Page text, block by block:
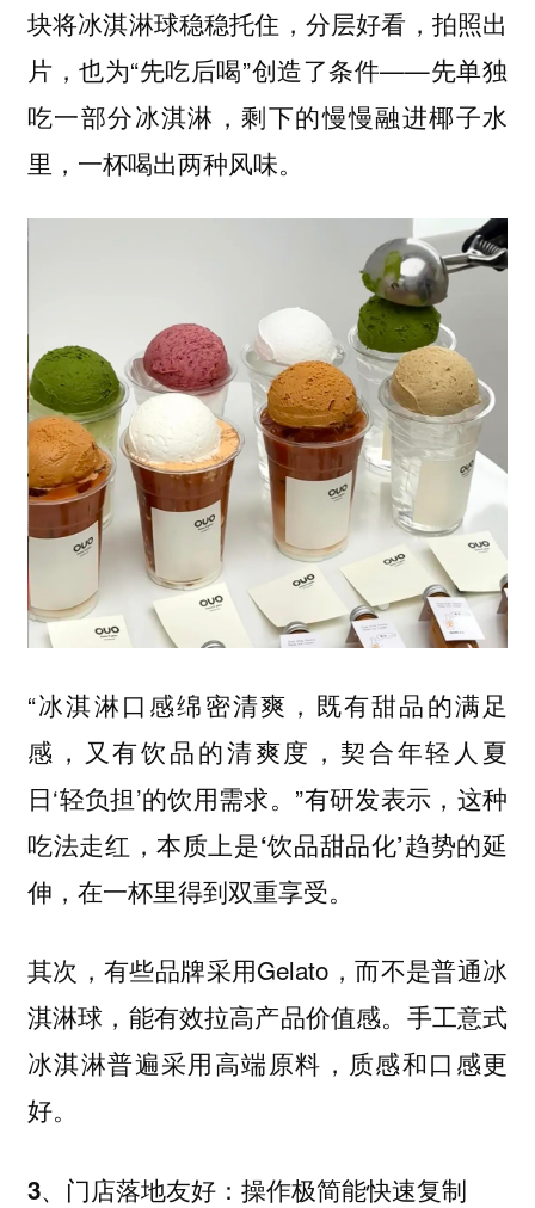
块将冰淇淋球稳稳托住，分层好看，拍照出
片，也为“先吃后喝”创造了条件——先单独
吃一部分冰淇淋，剩下的慢慢融进椰子水
里， 一杯喝出两种风味。
“冰淇淋口感绵密清爽，既有甜品的满足
感，又有饮品的清爽度，契合年轻人夏
日‘轻负担’的饮用需求。”有研发表示，这种
吃法走红，本质上是‘饮品甜品化’趋势的延
伸 ，在一杯里得到双重享受。
其次，有些品牌采用Gelato，而不是普通冰
淇淋球，能有效拉高产品价值感。手工意式
冰淇淋普遍采用高端原料，质感和口感更
好。
3、门店落地友好：操作极简能快速复制